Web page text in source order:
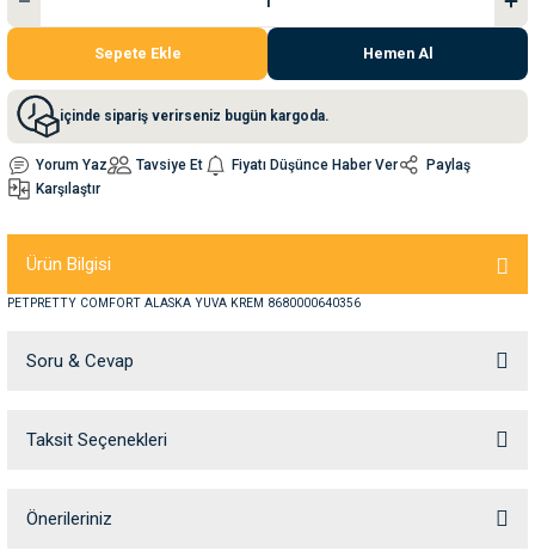
Su Kabları
Seyahat Ürünleri
Sepete Ekle Hemen Al
içinde sipariş verirseniz bugün kargoda.
Yorum Yaz Tavsiye Et Fiyatı Düşünce Haber Ver
Paylaş
Karşılaştır
Ürün Bilgisi
PETPRETTY COMFORT ALASKA YUVA KREM 8680000640356
Soru & Cevap
Ürün hakkında henüz soru sorulmamış.
Taksit Seçenekleri
Önerileriniz